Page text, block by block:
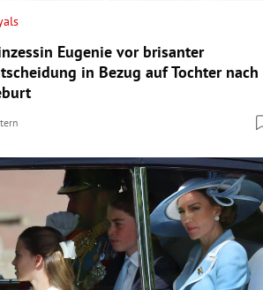
Eugenie vor brisanter
in Bezug auf Tochter nach